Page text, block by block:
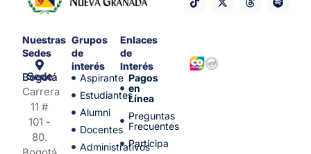
Nuestras
Sedes
Sede Bogotá
Carrera
11 #
101 -
80.
Grupos
de
interés
Aspirante
Estudiantes
Alumni
Docentes
Administrativos
Enlaces
de
Interés
Pagos
en
Línea
Preguntas
Frecuentes
Participa